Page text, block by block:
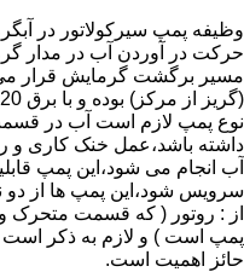
وظیفه پمپ سیرکولاتور در
حرکت در آوردن آب در مدار
مسیر برگشت گرمایش قرار می
نوع پمپ لازم است آب در
داشته باشد،عمل خنک کاری و
آب انجام می شود،این پمپ
سرویس شود،این پمپ ها از دو
از : روتور ( که قسمت متحرک و
پمپ است ) و لازم به ذکر است
حائز اهمیت است.